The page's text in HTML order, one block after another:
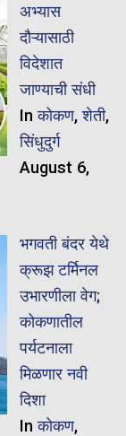
अभ्यास
दौऱ्यासाठी
विदेशात
जाण्याची संधी
Inकोकण,शेती,
सिंधुदुर्ग
August 6,
भगवती बंदर येथे
क्रूझ टर्मिनल
उभारणीला वेग;
कोकणातील
पर्यटनाला
मिळणार नवी
दिशा
Inकोकण,